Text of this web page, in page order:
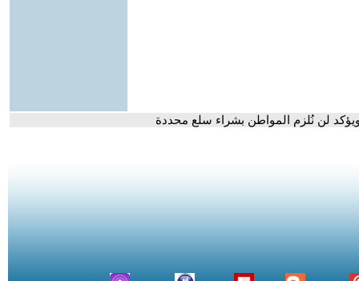
لن نُلزم المواطن بشراء سلع محددة